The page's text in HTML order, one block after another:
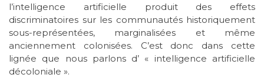
l’intelligence artificielle produit des effets
discriminatoires sur les communautés historiquement
sous-représentées, marginalisées et même
anciennement colonisées. C’est donc dans cette
lignée que nous parlons d’ « intelligence artificielle
décoloniale ».